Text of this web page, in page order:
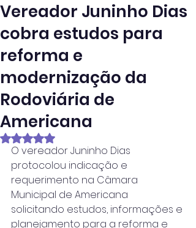
Vereador Juninho Dias
cobra estudos para
reforma e
modernização da
Rodoviária de
Americana
Avaliado com NaN de 5 estrelas.
O vereador Juninho Dias
protocolou indicação e
requerimento na Câmara
Municipal de Americana
solicitando estudos, informações e
planejamento para a reforma e